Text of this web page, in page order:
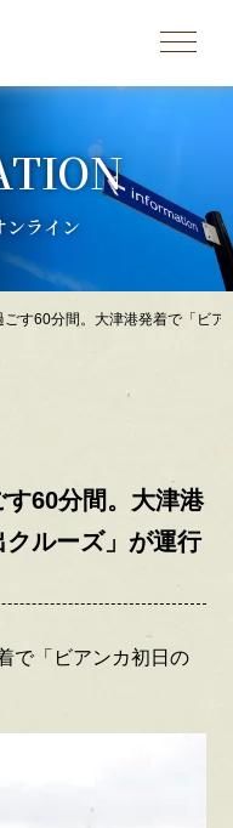
ンライン
す60分間。大津港発着で「ビ
60分間。大津港
ルーズ」が運行
で「ビアンカ初日の